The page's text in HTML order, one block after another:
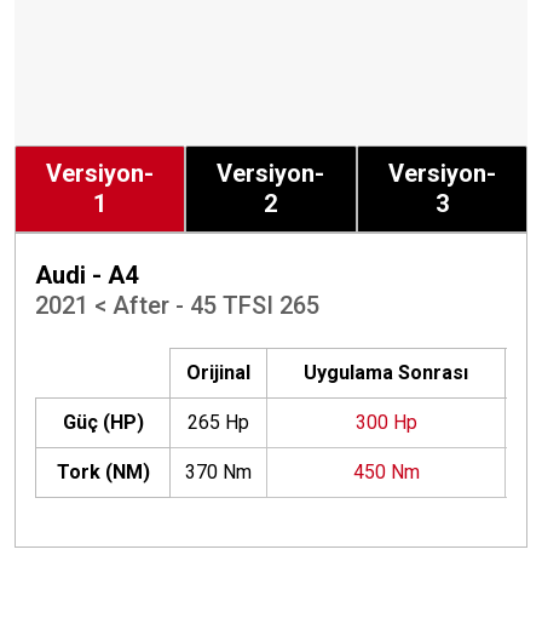
Versiyon-
1
Versiyon-
2
Versiyon-
3
Audi - A4
2021 < After - 45 TFSI 265
Orijinal Uygulama Sonrası
Güç (HP) 265 Hp 300 Hp
Tork (NM) 370 Nm 450 Nm